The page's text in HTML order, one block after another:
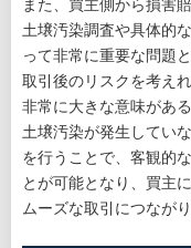
また、買主側から損害
土壌汚染調査や具体的
って非常に重要な問題と
取引後のリスクを考え
非常に大きな意味があ
土壌汚染が発生してい
を行うことで、客観的
とが可能となり、買主
ムーズな取引につながり